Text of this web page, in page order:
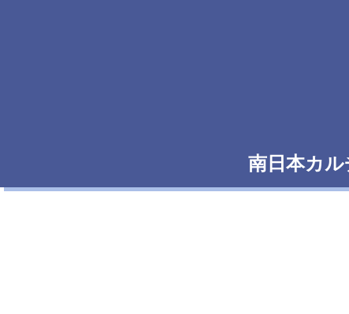
南日本カ